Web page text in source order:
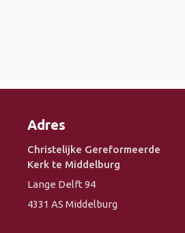
Adres
Christelijke Gereformeerde
Kerk te Middelburg
Lange Delft 94
4331 AS Middelburg